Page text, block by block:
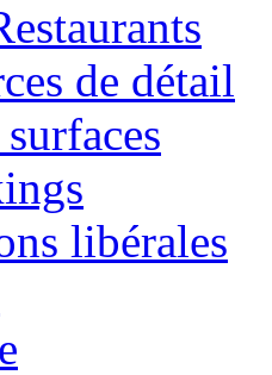
de détail
libérales